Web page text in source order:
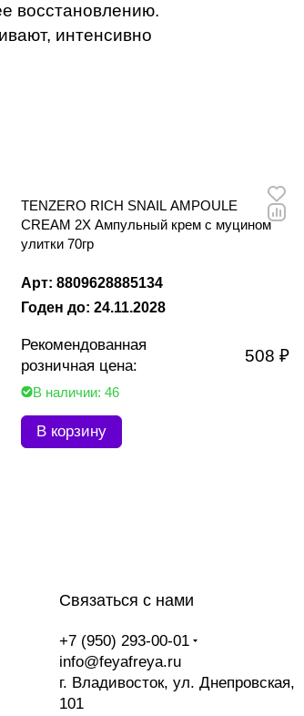
восстановлению.
интенсивно
TENZERO RICH SNAIL AMPOULE
CREAM 2X Ампульный крем с муцином
улитки 70гр
Арт: 8809628885134
Годен до: 24.11.2028
Рекомендованная
розничная цена:
508 ₽
В наличии: 46
В корзину
Связаться с нами
+7 (950) 293-00-01
info@feyafreya.ru
г. Владивосток, ул. Днепровская,
101